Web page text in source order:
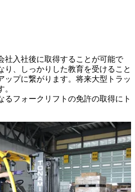
社入社後に取得することが可能で
り、しっかりした教育を受けること
ップに繋がります。将来大型トラッ
るフォークリフトの免許の取得にト